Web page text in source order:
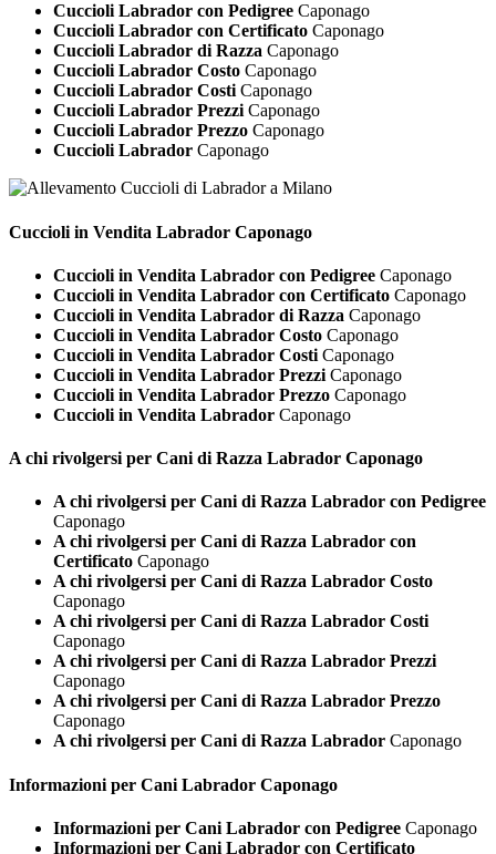
Cuccioli Labrador con Pedigree Caponago
Cuccioli Labrador con Certificato Caponago
Cuccioli Labrador di Razza Caponago
Cuccioli Labrador Costo Caponago
Cuccioli Labrador CostiCaponago
Cuccioli Labrador PrezziCaponago
Cuccioli Labrador Prezzo Caponago
Cuccioli Labrador Caponago
Cuccioli in Vendita Labrador Caponago
Cuccioli in Vendita Labrador con Pedigree Caponago
Cuccioli in Vendita Labrador con Certificato Caponago
Cuccioli in Vendita Labrador di Razza Caponago
Cuccioli in Vendita Labrador Costo Caponago
Cuccioli in Vendita Labrador Costi Caponago
Cuccioli in Vendita Labrador Prezzi Caponago
Cuccioli in Vendita Labrador Prezzo Caponago
Cuccioli in Vendita Labrador Caponago
A chi rivolgersi per Cani di Razza Labrador Caponago
A chi rivolgersi per Cani di Razza Labrador con Pedigree
Caponago
A chi rivolgersi per Cani di Razza Labrador con
Certificato Caponago
A chi rivolgersi per Cani di Razza Labrador Costo
Caponago
A chi rivolgersi per Cani di Razza Labrador Costi
Caponago
A chi rivolgersi per Cani di Razza Labrador Prezzi
Caponago
A chi rivolgersi per Cani di Razza Labrador Prezzo
Caponago
A chi rivolgersi per Cani di Razza Labrador Caponago
Informazioni per Cani Labrador Caponago
Informazioni per Cani Labrador con Pedigree Caponago
Informazioni per Cani Labrador con Certificato